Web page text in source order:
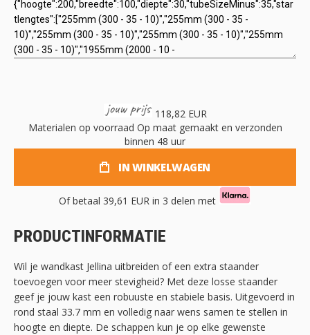
118,82 EUR
Materialen op voorraad Op maat gemaakt en verzonden
binnen 48 uur
IN WINKELWAGEN
Of betaal 39,61 EUR in 3 delen met
PRODUCTINFORMATIE
Wil je wandkast Jellina uitbreiden of een extra staander
toevoegen voor meer stevigheid? Met deze losse staander
geef je jouw kast een robuuste en stabiele basis. Uitgevoerd in
rond staal 33.7 mm en volledig naar wens samen te stellen in
hoogte en diepte. De schappen kun je op elke gewenste